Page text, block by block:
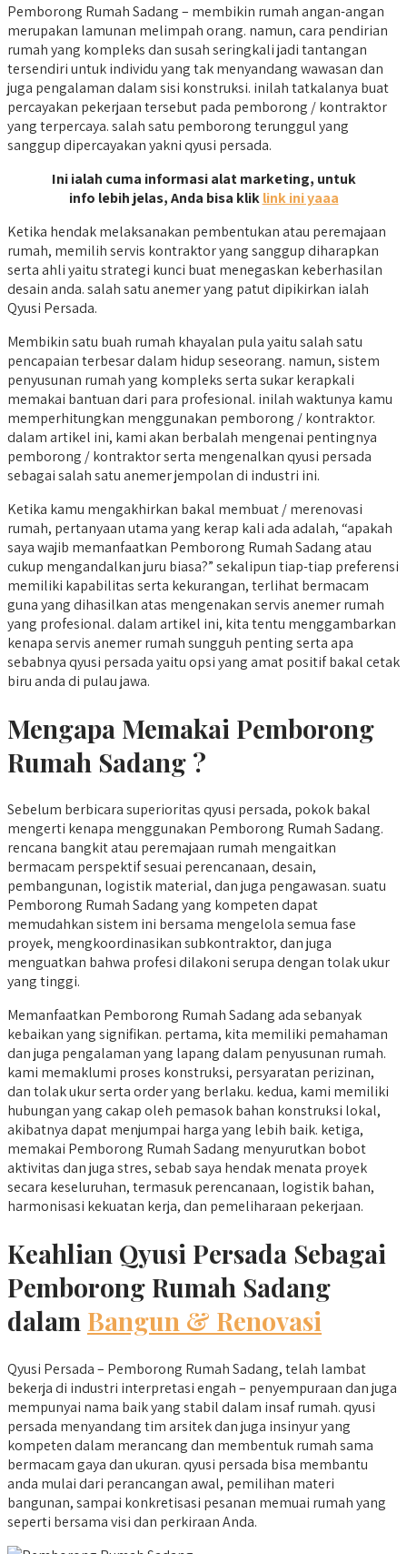
Pemborong Rumah Sadang – membikin rumah angan-angan
merupakan lamunan melimpah orang. namun, cara pendirian
rumah yang kompleks dan susah seringkali jadi tantangan
tersendiri untuk individu yang tak menyandang wawasan dan
juga pengalaman dalam sisi konstruksi. inilah tatkalanya buat
percayakan pekerjaan tersebut pada pemborong / kontraktor
yang terpercaya. salah satu pemborong terunggul yang
sanggup dipercayakan yakni qyusi persada.
Ini ialah cuma informasi alat marketing, untuk
info lebih jelas, Anda bisa kliklink ini yaaa
Ketika hendak melaksanakan pembentukan atau peremajaan
rumah, memilih servis kontraktor yang sanggup diharapkan
serta ahli yaitu strategi kunci buat menegaskan keberhasilan
desain anda. salah satu anemer yang patut dipikirkan ialah
Qyusi Persada.
Membikin satu buah rumah khayalan pula yaitu salah satu
pencapaian terbesar dalam hidup seseorang. namun, sistem
penyusunan rumah yang kompleks serta sukar kerapkali
memakai bantuan dari para profesional. inilah waktunya kamu
memperhitungkan menggunakan pemborong / kontraktor.
dalam artikel ini, kami akan berbalah mengenai pentingnya
pemborong / kontraktor serta mengenalkan qyusi persada
sebagai salah satu anemer jempolan di industri ini.
Ketika kamu mengakhirkan bakal membuat / merenovasi
rumah, pertanyaan utama yang kerap kali ada adalah, “apakah
saya wajib memanfaatkan Pemborong Rumah Sadang atau
cukup mengandalkan juru biasa?” sekalipun tiap-tiap preferensi
memiliki kapabilitas serta kekurangan, terlihat bermacam
guna yang dihasilkan atas mengenakan servis anemer rumah
yang profesional. dalam artikel ini, kita tentu menggambarkan
kenapa servis anemer rumah sungguh penting serta apa
sebabnya qyusi persada yaitu opsi yang amat positif bakal cetak
biru anda di pulau jawa.
Mengapa Memakai Pemborong
Rumah Sadang ?
Sebelum berbicara superioritas qyusi persada, pokok bakal
mengerti kenapa menggunakan Pemborong Rumah Sadang.
rencana bangkit atau peremajaan rumah mengaitkan
bermacam perspektif sesuai perencanaan, desain,
pembangunan, logistik material, dan juga pengawasan. suatu
Pemborong Rumah Sadang yang kompeten dapat
memudahkan sistem ini bersama mengelola semua fase
proyek, mengkoordinasikan subkontraktor, dan juga
menguatkan bahwa profesi dilakoni serupa dengan tolak ukur
yang tinggi.
Memanfaatkan Pemborong Rumah Sadang ada sebanyak
kebaikan yang signifikan. pertama, kita memiliki pemahaman
dan juga pengalaman yang lapang dalam penyusunan rumah.
kami memaklumi proses konstruksi, persyaratan perizinan,
dan tolak ukur serta order yang berlaku. kedua, kami memiliki
hubungan yang cakap oleh pemasok bahan konstruksi lokal,
akibatnya dapat menjumpai harga yang lebih baik. ketiga,
memakai Pemborong Rumah Sadang menyurutkan bobot
aktivitas dan juga stres, sebab saya hendak menata proyek
secara keseluruhan, termasuk perencanaan, logistik bahan,
harmonisasi kekuatan kerja, dan pemeliharaan pekerjaan.
Keahlian Qyusi Persada Sebagai
Pemborong Rumah Sadang
dalam Bangun & Renovasi
Qyusi Persada – Pemborong Rumah Sadang, telah lambat
bekerja di industri interpretasi engah – penyempuraan dan juga
mempunyai nama baik yang stabil dalam insaf rumah. qyusi
persada menyandang tim arsitek dan juga insinyur yang
kompeten dalam merancang dan membentuk rumah sama
bermacam gaya dan ukuran. qyusi persada bisa membantu
anda mulai dari perancangan awal, pemilihan materi
bangunan, sampai konkretisasi pesanan memuai rumah yang
seperti bersama visi dan perkiraan Anda.